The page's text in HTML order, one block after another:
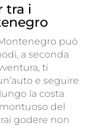
tra i
può
a seconda
ti
e seguire
la costa
del
godere non